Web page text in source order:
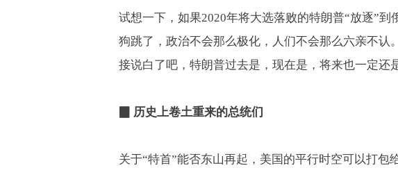
试想一下，如果2020年将大选落败的特朗普“放逐”
狗跳了，政治不会那么极化，人们不会那么六亲不认
接说白了吧，特朗普过去是，现在是，将来也一定还
▉ 历史上卷土重来的总统们
关于“特首”能否东山再起，美国的平行时空可以打包